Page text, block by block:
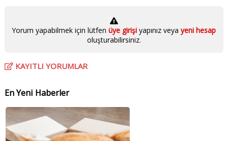
Yorum yapabilmek için lütfenüye girişiyapınız veya yeni hesap
oluşturabilirsiniz.
KAYITLI YORUMLAR
En Yeni Haberler